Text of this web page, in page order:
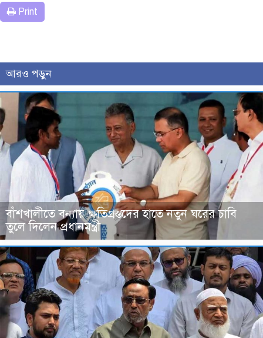
Print
আরও পড়ুন
বাঁশখালীতে বন্যায় ক্ষতিগ্রস্তদের হাতে নতুন ঘরের চাবি
তুলে দিলেন প্রধানমন্ত্রী